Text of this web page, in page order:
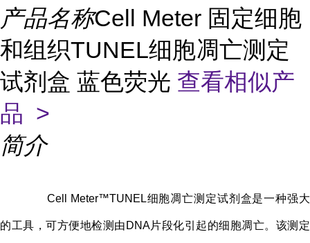
产品名称Cell Meter 固定细胞
和组织TUNEL细胞凋亡测定
试剂盒 蓝色荧光 查看相似产
品 >
简介
Cell Meter™TUNEL细胞凋亡测定试剂盒是一种强大
的工具，可方便地检测由DNA片段化引起的细胞凋亡。该测定